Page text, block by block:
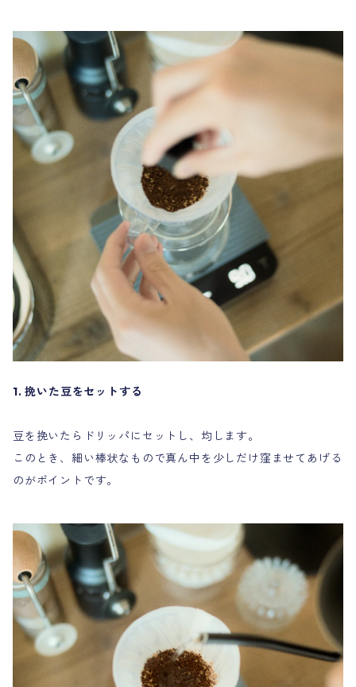
1. 挽いた豆をセットする
豆を挽いたらドリッパにセットし、均します。
このとき、細い棒状なもので真ん中を少しだけ窪ませてあげる
のがポイントです。